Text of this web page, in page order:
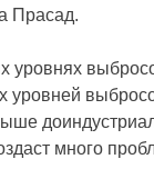
Прасад.
уровнях
много